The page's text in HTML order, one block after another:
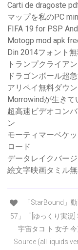
Carti de dragoste
マップを私のPC
FIFA 19 for PSP
Motogp mod apk
Din 2014フォント
トランプクライア
ドラゴンボール超
アリペイ無料ダウ
Morrowindが生き
超高速ビデオコン
ン
モーティマーベケ
ロード
データレイクバー
絵文字映画タミル
「StarBound」
57」「[ゆっくり実況]
宇宙タコ ト 女子
Source (all liquids